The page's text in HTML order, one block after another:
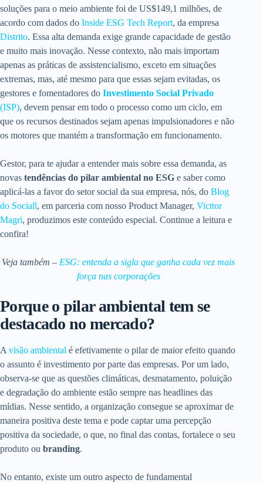
soluções para o meio ambiente foi de US$149,1 milhões, de
acordo com dados do Inside ESG Tech Report, da empresa
Distrito. Essa alta demanda exige grande capacidade de gestão
e muito mais inovação. Nesse contexto, não mais importam
apenas as práticas de assistencialismo, exceto em situações
extremas, mas, até mesmo para que essas sejam evitadas, os
gestores e fomentadores do Investimento Social Privado
(ISP), devem pensar em todo o processo como um ciclo, em
que os recursos destinados sejam apenas impulsionadores e não
os motores que mantém a transformação em funcionamento.
Gestor, para te ajudar a entender mais sobre essa demanda, as
novas tendências do pilar ambiental no ESG e saber como
aplicá-las a favor do setor social da sua empresa, nós, do Blog
do Sociall, em parceria com nosso Product Manager, Victtor
Magri, produzimos este conteúdo especial. Continue a leitura e
confira!
Veja também – ESG: entenda a sigla que ganha cada vez mais
força nas corporações
Porque o pilar ambiental tem se
destacado no mercado?
A visão ambiental é efetivamente o pilar de maior efeito quando
o assunto é investimento por parte das empresas. Por um lado,
observa-se que as questões climáticas, desmatamento, poluição
e degradação do ambiente estão sempre nas headlines das
mídias. Nesse sentido, a organização consegue se aproximar de
maneira positiva deste tema e pode captar uma percepção
positiva da sociedade, o que, no final das contas, fortalece o seu
produto ou branding.
No entanto, existe um outro aspecto de fundamental